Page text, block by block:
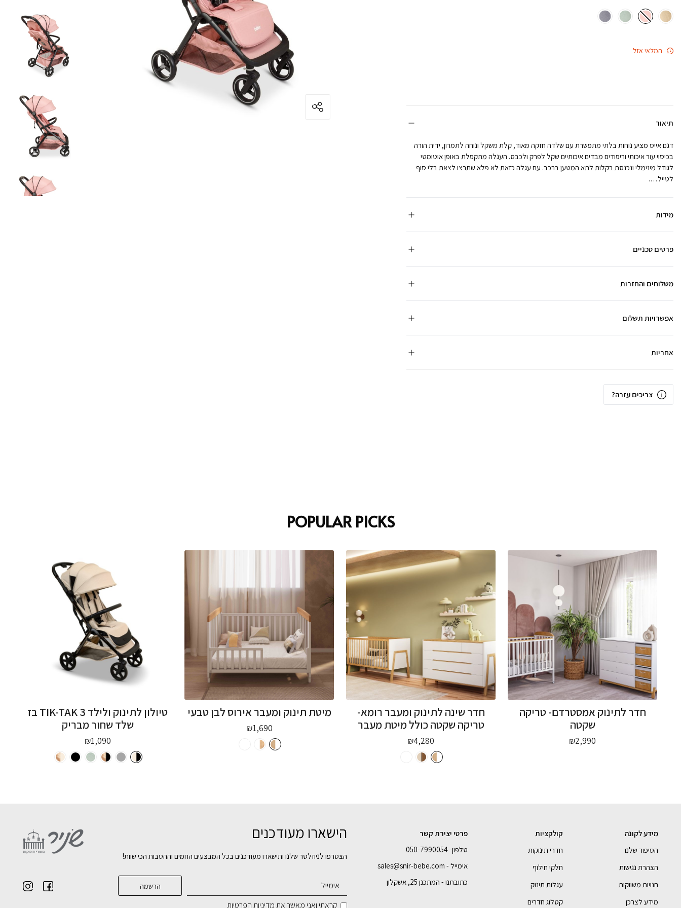
המלאי אזל
תיאור
דגם אייס מציע נוחות בלתי מתפשרת עם שלדה חזקה מאוד, קלת משקל ונוחה לתמרון, ידית הורה
בכיסוי עור איכותי וריפודים מבדים איכותיים שקל לפרק ולכבס. העגלה מתקפלת באופן אוטומטי
לגודל מינימלי ונכנסת בקלות לתא המטען ברכב. עם עגלה כזאת לא פלא שתרצו לצאת בלי סוף
לטייל….
מידות
פרטים טכניים
משלוחים והחזרות
אפשרויות תשלום
אחריות
צריכים עזרה?
POPULAR PICKS
חדר לתינוק אמסטרדם- טריקה
שקטה
₪2,990
חדר שינה לתינוק ומעבר רומא-
טריקה שקטה כולל מיטת מעבר
₪4,280
מיטת תינוק ומעבר אירוס לבן טבעי
₪1,690
טיולון לתינוק ולילד TIK-TAK 3 בז
שלד שחור מבריק
₪1,090
מידע לקונה
הסיפור שלנו
הצהרת נגישות
חנויות משווקות
מידע לצרכן
קולקציות
חדרי תינוקות
חלקי חילוף
עגלות תינוק
קטלוג חדרים
פרטי יצירת קשר
טלפון- 050-7990054
אימייל - sales@snir-bebe.com
כתובתנו - המתכנן 25, אשקלון
הישארו מעודכנים
הצטרפו לניוזלטר שלנו ותישארו מעודכנים בכל המבצעים החמים וההטבות הכי שוות!
קראתי ואני מאשר אתמדיניות הפרטיות